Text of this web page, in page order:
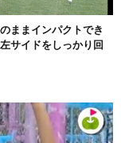
ままインパクトでき
サイドをしっかり回